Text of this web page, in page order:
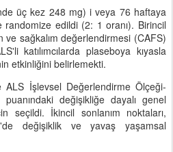
üç kez 248 mg) i veya 76 haftaya
edildi (2: 1 oranı). Birincil
sağkalım değerlendirmesi (CAFS)
katılımcılarda plaseboya kıyasla
etkinliğini belirlemekti.
İşlevsel Değerlendirme Ölçeği-
değişikliğe dayalı genel
seçildi. İkincil sonlanım noktaları,
değişiklik ve yavaş yaşamsal